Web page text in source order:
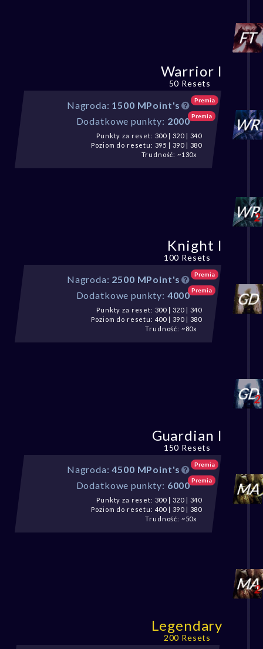
Warrior I
50 Resets
Nagroda: 1500 MPoint's Premia
Dodatkowe punkty: 2000Premia
Punkty za reset: 300 | 320 | 340
Poziom do resetu: 395 | 390 | 380
Trudność: ~130x
Knight I
100 Resets
Nagroda: 2500 MPoint's Premia
Dodatkowe punkty: 4000Premia
Punkty za reset: 300 | 320 | 340
Poziom do resetu: 400 | 390 | 380
Trudność: ~80x
Guardian I
150 Resets
Nagroda:4500 MPoint's Premia
Dodatkowe punkty: 6000Premia
Punkty za reset: 300 | 320 | 340
Poziom do resetu: 400 | 390 | 380
Trudność: ~50x
Legendary
200 Resets